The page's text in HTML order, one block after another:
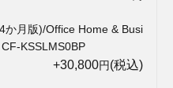
か月版)/Office Home & Busi
KSSLMS0BP
+30,800円(税込)